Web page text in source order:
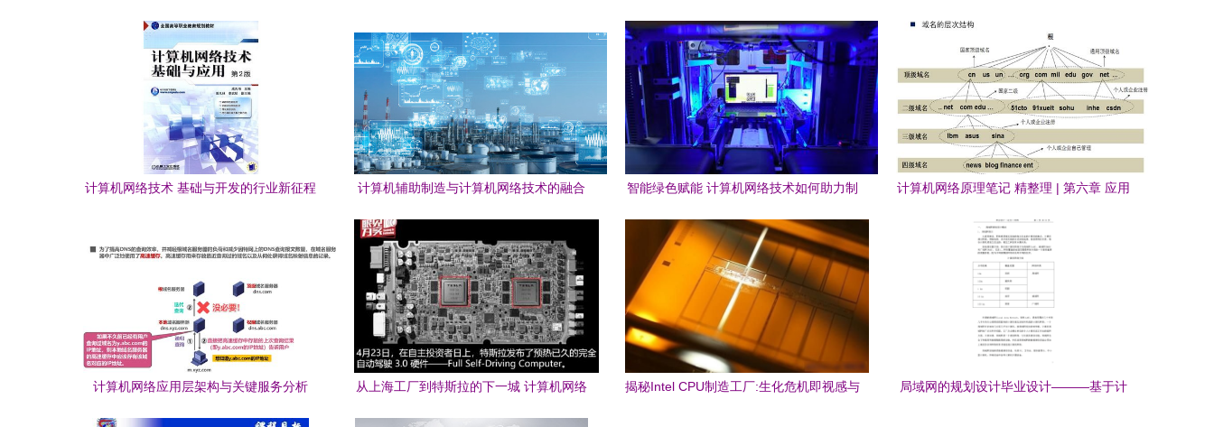
计算机网络技术 基础与开发的行业新征程
计算机辅助制造与计算机网络技术的融合
智能绿色赋能 计算机网络技术如何助力制
计算机网络原理笔记 精整理 | 第六章 应用
计算机网络应用层架构与关键服务分析
从上海工厂到特斯拉的下一城 计算机网络
揭秘Intel CPU制造工厂:生化危机即视感与
局域网的规划设计毕业设计———基于计